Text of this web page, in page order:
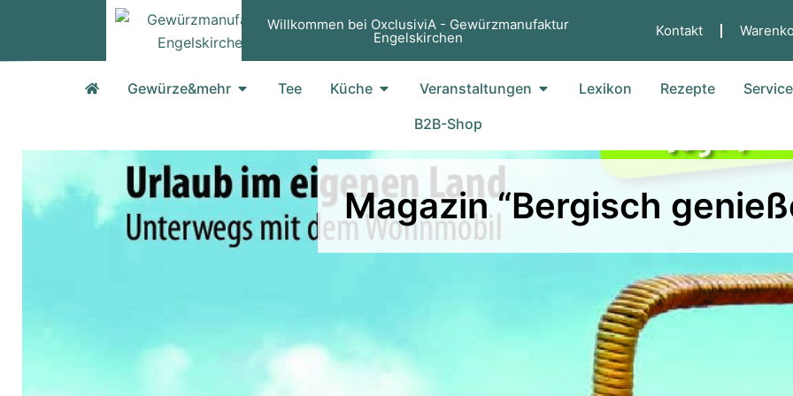
springen
Willkommen bei OxclusiviA - Gewürzmanufaktur
Engelskirchen Kontakt
Gewürze&mehr Öffne Gewürze&mehr
Tee Küche Öffne KücheVeranstaltungen Öffne Veranstaltungen
Lexikon Rezepte Service
B2B-Shop
Magazin “Bergisch